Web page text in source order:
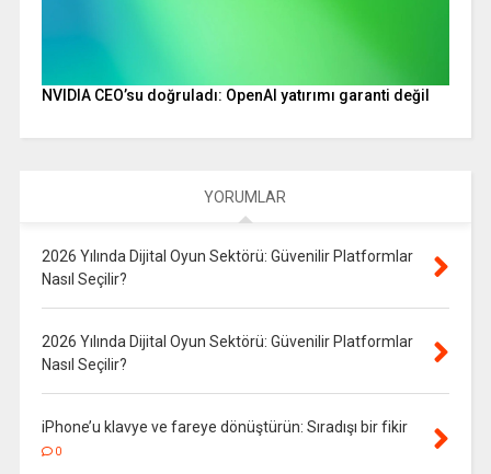
NVIDIA CEO’su doğruladı: OpenAI yatırımı garanti değil
YORUMLAR
2026 Yılında Dijital Oyun Sektörü: Güvenilir Platformlar
Nasıl Seçilir?
2026 Yılında Dijital Oyun Sektörü: Güvenilir Platformlar
Nasıl Seçilir?
iPhone’u klavye ve fareye dönüştürün: Sıradışı bir fikir
0